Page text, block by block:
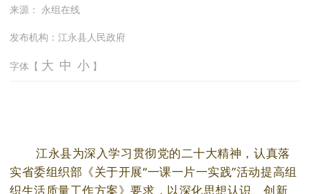
来源： 永组在线
发布机构： 江永县人民政府
字体【 大 中 小 】
江永县为深入学习贯彻党的二十大精神，认真落
实省委组织部《关于开展“一课一片一实践”活动提高组
织生活质量工作方案》要求，以深化思想认识、创新